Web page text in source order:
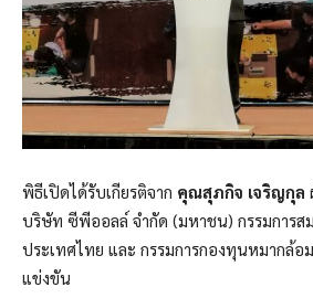
พิธีเปิดได้รับเกียรติจาก คุณสุภกิจ เจริญกุล
บริษัท ซีพีออลล์ จำกัด (มหาชน) กรรมการส
ประเทศไทย และ กรรมการกองทุนหมากล้อ
แข่งขัน